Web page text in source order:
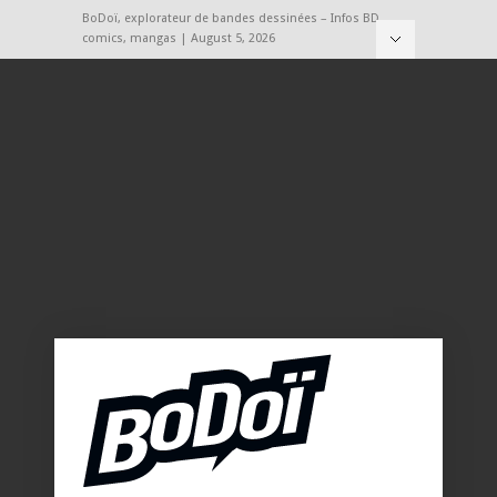
BoDoï, explorateur de bandes dessinées – Infos BD,
comics, mangas | August 5, 2026